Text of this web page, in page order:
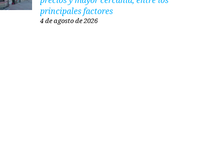
principales factores
4 de agosto de 2026